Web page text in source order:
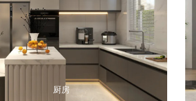
厨房